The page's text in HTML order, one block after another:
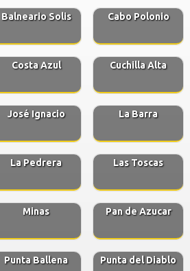
Balneario Solis Cabo Polonio
Costa Azul Cuchilla Alta
José Ignacio La Barra
La Pedrera Las Toscas
Minas Pan de Azucar
Punta Ballena Punta del Diablo